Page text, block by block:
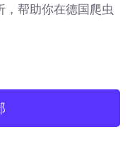
帮助你在德国爬虫